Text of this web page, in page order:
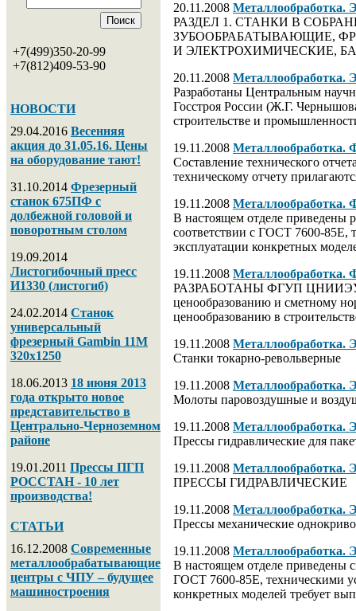
+7(499)350-20-99
+7(812)409-53-90
НОВОСТИ
29.04.2016 Весенняя
акция до 31.05.16. Цены
на оборудование тают!
31.10.2014 Фрезерный
станок 675ПФ с
долбежной головой и
поворотным столом
19.09.2014
Листогибочный пресс
И1330 (листогиб)
24.02.2014 Станок
универсальный
фрезерный Gambin 11M
320х1250
18.06.2013 18 июня 2013
года открыто новое
представительство в
Центрально-Черноземном
районе
19.01.2011 Прессы ПГП
РОССТАН - 10 лет
производства!
СТАТЬИ
16.12.2008 Современные
металлообрабатывающие
центры с ЧПУ – будущее
машиностроения
20.11.2008
РАЗДЕЛ 1. СТАНКИ В
ЗУБООБРАБАТЫВАЮЩИЕ,
И ЭЛЕКТРОХИМИЧЕСКИЕ,
20.11.2008
Разработаны Центральным
Госстроя России (Ж.Г.
строительстве и
19.11.2008
Cоставление технического
техническому отчету
19.11.2008
В настоящем отделе приведены
соответствии с ГОСТ 7600-85Е,
эксплуатации конкретных
19.11.2008
РАЗРАБОТАНЫ ФГУП ЦНИИЭУС
ценообразованию и сметному
ценообразованию в
19.11.2008
Станки токарно-револьверные
19.11.2008
Молоты паровоздушные и
19.11.2008
Прессы гидравлические для
19.11.2008
ПРЕССЫ ГИДРАВЛИЧЕСКИЕ
19.11.2008
Прессы механические
19.11.2008
В настоящем отделе приведены
ГОСТ 7600-85Е, техническими
конкретных моделей требует